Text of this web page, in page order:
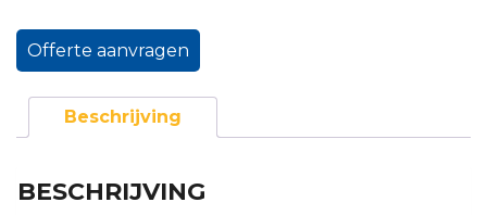
Offerte aanvragen
Beschrijving
BESCHRIJVING